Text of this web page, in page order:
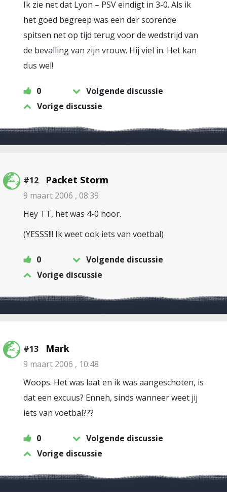
Ik zie net dat Lyon – PSV eindigt in 3-0. Als ik
het goed begreep was een der scorende
spitsen net op tijd terug voor de wedstrijd van
de bevalling van zijn vrouw. Hij viel in. Het kan
dus wel!
0
Volgende discussie
Vorige discussie
#12 Packet Storm
9 maart 2006 , 08:39
Hey TT, het was 4-0 hoor.
(YESSS!!! Ik weet ook iets van voetbal)
0
Volgende discussie
Vorige discussie
#13 Mark
9 maart 2006 , 10:48
Woops. Het was laat en ik was aangeschoten, is
dat een excuus? Enneh, sinds wanneer weet jij
iets van voetbal???
0
Volgende discussie
Vorige discussie